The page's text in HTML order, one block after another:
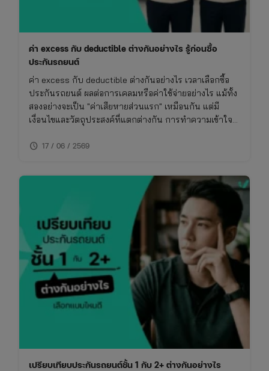
ค่า excess กับ deductible ต่างกันอย่างไร รู้ก่อนซื้อ
ประกันรถยนต์
ค่า excess กับ deductible ต่างกันอย่างไร เวลาเลือกซื้อ
ประกันรถยนต์ ผลต่อการเคลมหรือค่าใช้จ่ายอย่างไร แม้ทั้ง
สองอย่างจะเป็น "ค่าเสียหายส่วนแรก" เหมือนกัน แต่มี
เงื่อนไขและวัตถุประสงค์ที่แตกต่างกัน การทำความเข้าใจ
ไม่พลาดย้อนหลัง
schedule 17 / 06 / 2569
เปรียบเทียบประกันรถยนต์ชั้น 1 กับ 2+ ต่างกันอย่างไร